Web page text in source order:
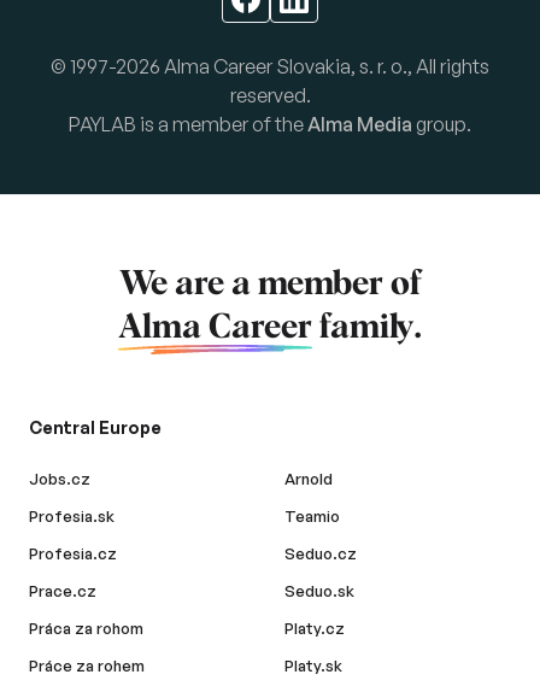
© 1997-2026 Alma Career Slovakia, s. r. o., All rights
reserved.
PAYLAB is a member of theAlma Media group.
We are a member of
Alma Career family.
Central Europe
Jobs.cz
Profesia.sk
Profesia.cz
Prace.cz
Práca za rohom
Práce za rohem
Arnold
Teamio
Seduo.cz
Seduo.sk
Platy.cz
Platy.sk